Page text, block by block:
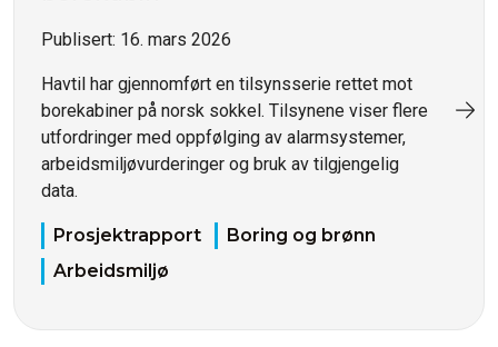
Publisert: 16. mars 2026
Havtil har gjennomført en tilsynsserie rettet mot
borekabiner på norsk sokkel. Tilsynene viser flere
utfordringer med oppfølging av alarmsystemer,
arbeidsmiljøvurderinger og bruk av tilgjengelig
data.
Prosjektrapport
Boring og brønn
Arbeidsmiljø